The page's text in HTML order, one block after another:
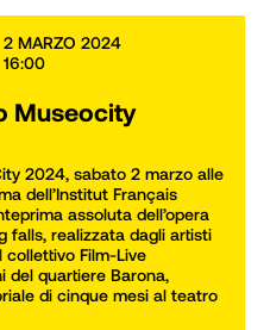
2 MARZO 2024
16:00
Museocity
2024, sabato 2 marzo alle
dell’Institut Français
assoluta dell’opera
falls, realizzata dagli artisti
collettivo Film-Live
del quartiere Barona,
di cinque mesi al teatro